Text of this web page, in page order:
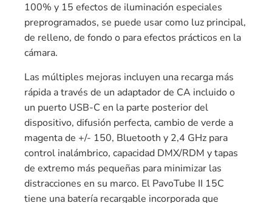
100% y 15 efectos de iluminación especiales
preprogramados, se puede usar como luz principal,
de relleno, de fondo o para efectos prácticos en la
cámara.
Las múltiples mejoras incluyen una recarga más
rápida a través de un adaptador de CA incluido o
un puerto USB-C en la parte posterior del
dispositivo, difusión perfecta, cambio de verde a
magenta de +/- 150, Bluetooth y 2,4 GHz para
control inalámbrico, capacidad DMX/RDM y tapas
de extremo más pequeñas para minimizar las
distracciones en su marco. El PavoTube II 15C
tiene una batería recargable incorporada que